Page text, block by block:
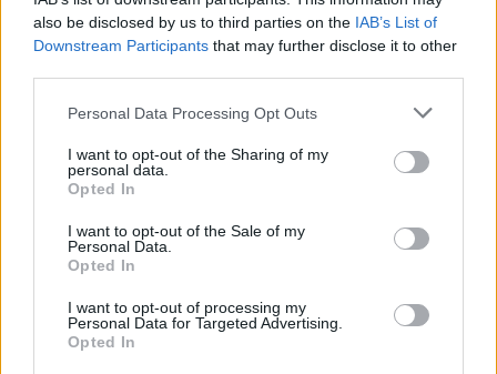
also be disclosed by us to third parties on the IAB’s List of
Downstream Participants that may further disclose it to other
Personal Data Processing Opt Outs
I want to opt-out of the Sharing of my
personal data.
Opted In
I want to opt-out of the Sale of my
Personal Data.
Opted In
I want to opt-out of processing my
Personal Data for Targeted Advertising.
Opted In